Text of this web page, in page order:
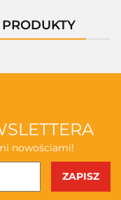
nowościami!